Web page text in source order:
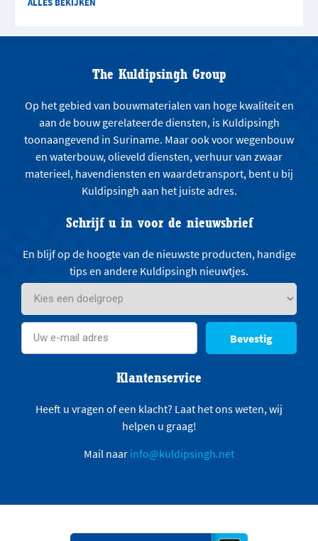
The Kuldipsingh Group
Op het gebied van bouwmaterialen van hoge kwaliteit en
aan de bouw gerelateerde diensten, is Kuldipsingh
toonaangevend in Suriname. Maar ook voor wegenbouw
en waterbouw, olieveld diensten, verhuur van zwaar
materieel, havendiensten en waardetransport, bent u bij
Kuldipsingh aan het juiste adres.
Schrijf u in voor de nieuwsbrief
En blijf op de hoogte van de nieuwste producten, handige
tips en andere Kuldipsingh nieuwtjes.
Bevestig
Klantenservice
Heeft u vragen of een klacht? Laat het ons weten, wij
helpen u graag!
Mail naar info@kuldipsingh.net